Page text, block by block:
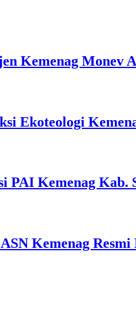
Kemenag Monev
Ekoteologi
PAI Kemenag
Kemenag